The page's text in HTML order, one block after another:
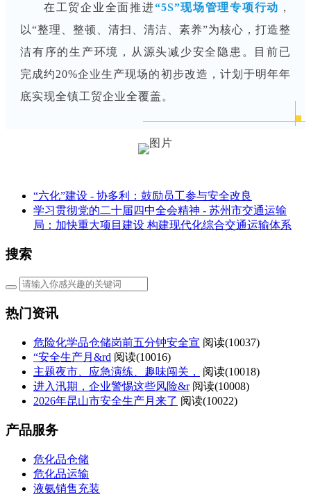
在工贸企业全面推进“5S”现场管理专项行动 ，
以“整理、整顿、清扫、清洁、素养”为核心，打造整
洁有序的生产环境，从源头减少安全隐患。目前已
完成约20%企业生产现场的初步改造，计划于明年年
底实现全镇工贸企业全覆盖。
“六化”建设 - 协多利：鼓励员工参与安全改良
学习贯彻党的二十届四中全会精神 - 苏州市交通运输
局：加快重大项目建设 构建现代化综合交通运输体系
搜索
热门资讯
危险化学品仓储岗前五分钟安全宣 阅读(10037)
“安全生产月&rd 阅读(10016)
主题夜市、应急演练、趣味闯关，
阅读(10018)
进入汛期，企业警惕这些风险&r 阅读(10008)
2026年昆山市安全生产月来了 阅读(10022)
产品服务
危化品仓储
危化品运输
液氨销售充装